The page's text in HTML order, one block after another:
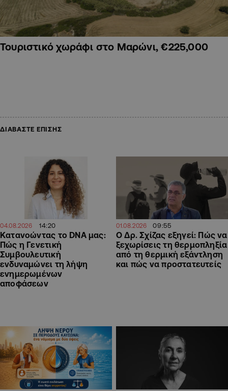
Τουριστικό χωράφι στο Μαρώνι, €225,000
ΔΙΑΒΑΣΤΕ ΕΠΙΣΗΣ
04.08.2026 14:20
Κατανοώντας το DNA μας:
Πώς η Γενετική
Συμβουλευτική
ενδυναμώνει τη λήψη
ενημερωμένων
αποφάσεων
01.08.2026 09:55
Ο Δρ. Σχίζας εξηγεί: Πώς να
ξεχωρίσεις τη θερμοπληξία
από τη θερμική εξάντληση
και πώς να προστατευτείς